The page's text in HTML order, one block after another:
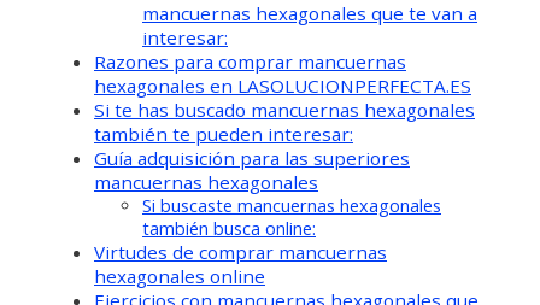
mancuernas hexagonales que te van a
interesar:
Razones para comprar mancuernas
hexagonales en LASOLUCIONPERFECTA.ES
Si te has buscado mancuernas hexagonales
también te pueden interesar:
Guía adquisición para las superiores
mancuernas hexagonales
Si buscaste mancuernas hexagonales
también busca online:
Virtudes de comprar mancuernas
hexagonales online
Ejercicios con mancuernas hexagonales que